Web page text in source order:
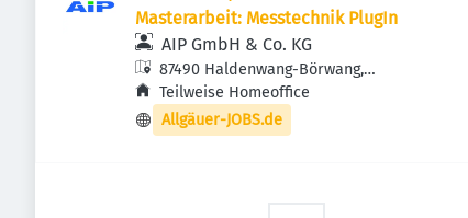
Masterarbeit: Messtechnik PlugIn
AIP GmbH & Co. KG
87490 Haldenwang-Börwang,
Deutschland
Teilweise Homeoffice
Allgäuer-JOBS.de